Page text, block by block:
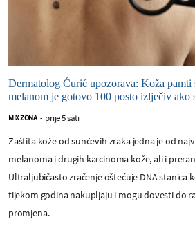
Dermatolog Ćurić upozorava: Koža pamti
melanom je gotovo 100 posto izlječiv ako
MIX ZONA - prije 5 sati
Zaštita kože od sunčevih zraka jedna je od
melanoma i drugih karcinoma kože, ali i
Ultraljubičasto zračenje oštećuje DNA stanica
tijekom godina nakupljaju i mogu dovesti do
promjena.